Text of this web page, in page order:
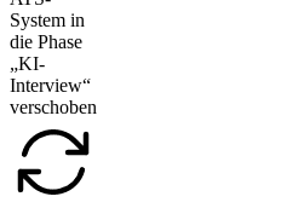
System in
die Phase
„KI-
Interview“
verschoben